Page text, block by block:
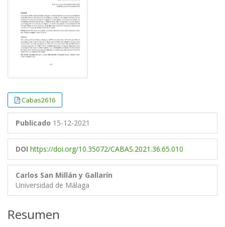
Cabas2616
Publicado 15-12-2021
DOI https://doi.org/10.35072/CABAS.2021.36.65.010
Carlos San Millán y Gallarín
Universidad de Málaga
Resumen